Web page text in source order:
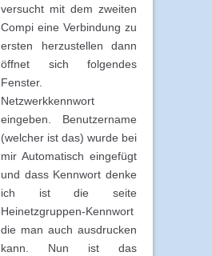
versucht mit dem zweiten
Compi eine Verbindung zu
ersten herzustellen dann
öffnet sich folgendes
Fenster.
Netzwerkkennwort
eingeben. Benutzername
(welcher ist das) wurde bei
mir Automatisch eingefügt
und dass Kennwort denke
ich ist die seite
Heinetzgruppen-Kennwort
die man auch ausdrucken
kann. Nun ist das